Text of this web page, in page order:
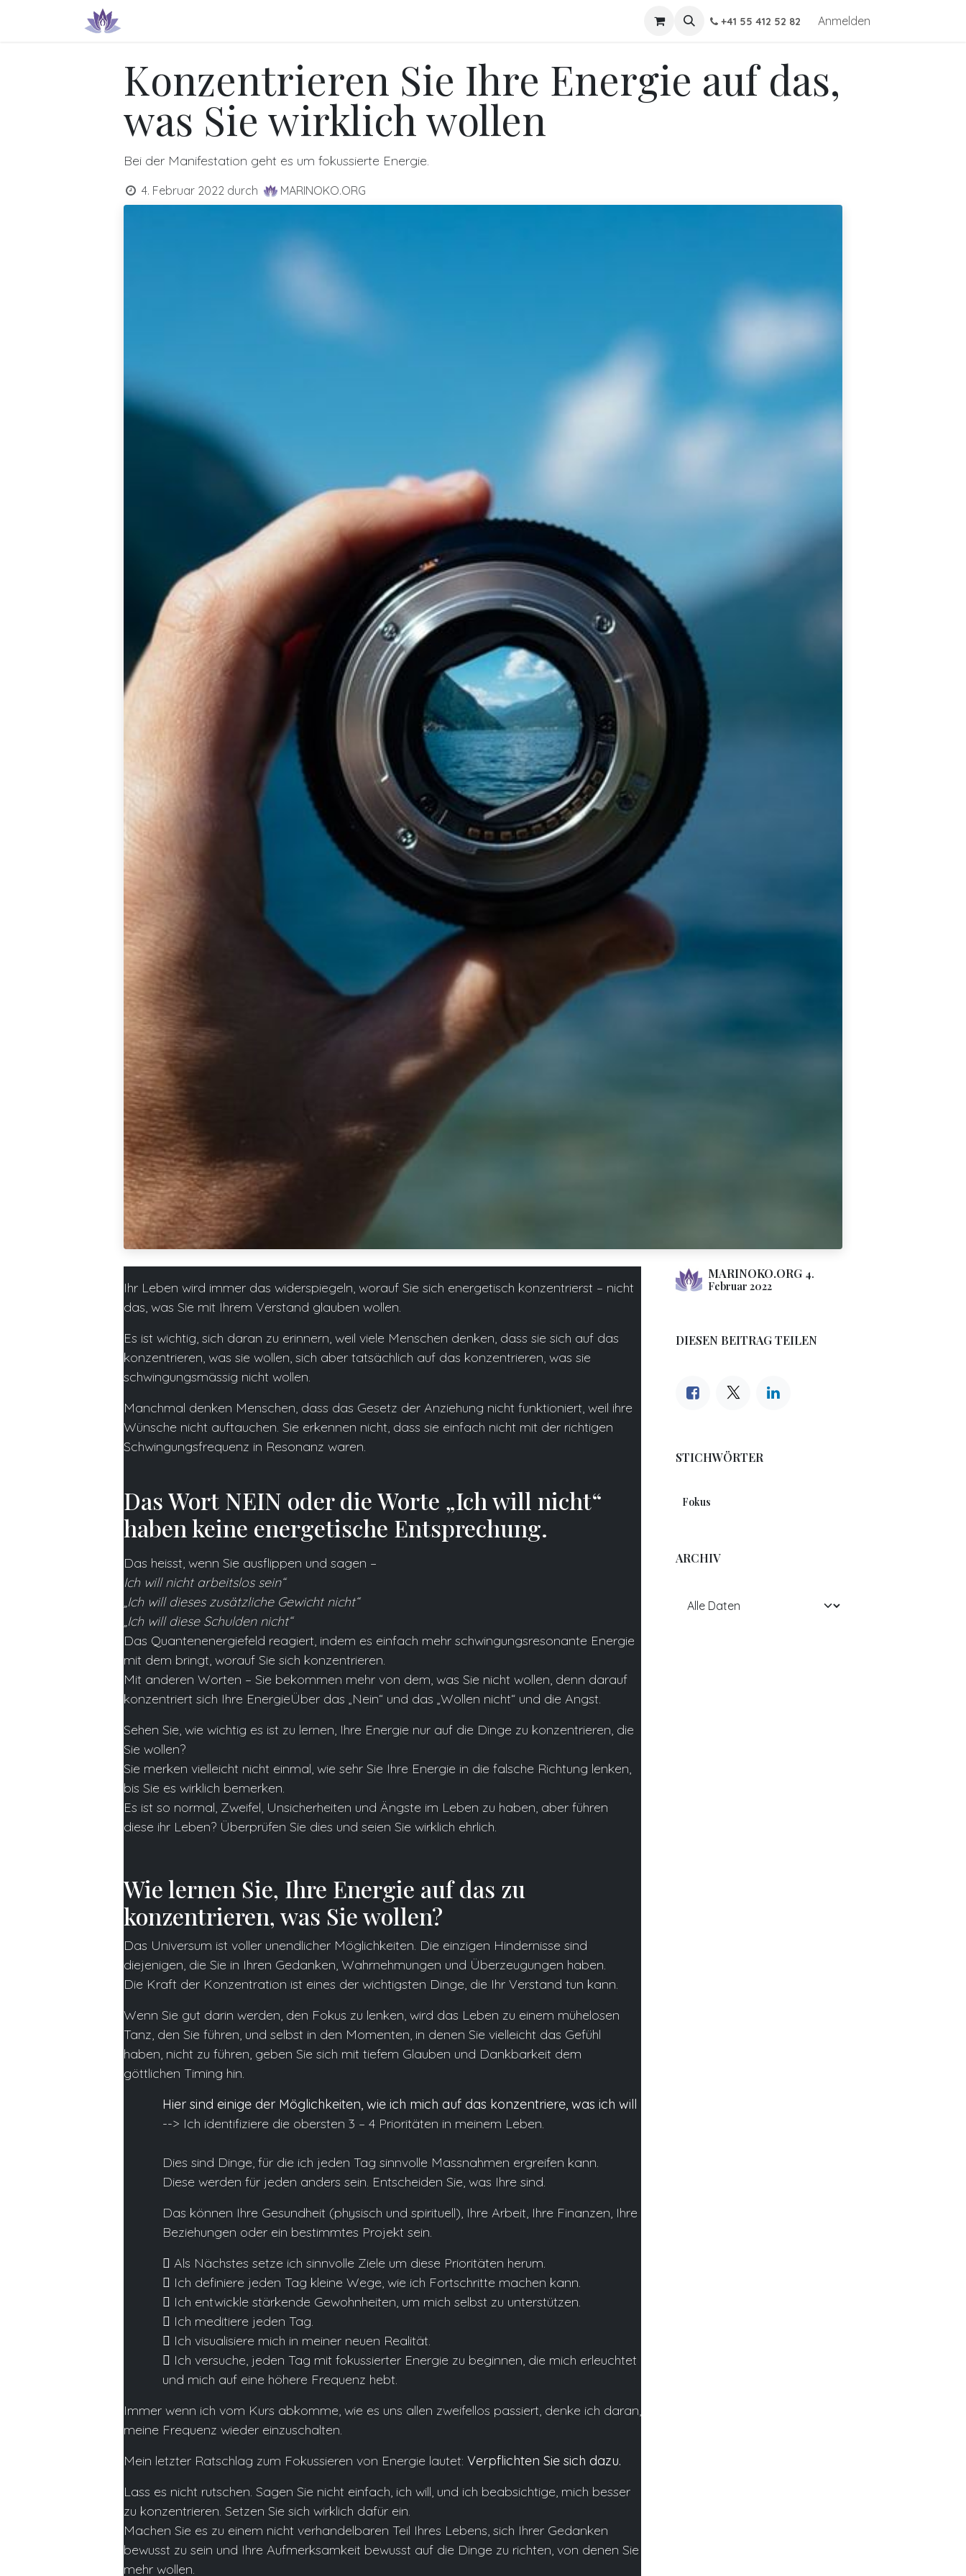
Zum Inhalt springen
+41 55 412 52 82 Anmelden
Konzentrieren Sie Ihre Energie auf das,
was Sie wirklich wollen
Bei der Manifestation geht es um fokussierte Energie.
4. Februar 2022 durch MARINOKO.ORG
Ihr Leben wird immer das widerspiegeln, worauf Sie sich energetisch konzentrierst – nicht
das, was Sie mit Ihrem Verstand glauben wollen.
Es ist wichtig, sich daran zu erinnern, weil viele Menschen denken, dass sie sich auf das
konzentrieren, was sie wollen, sich aber tatsächlich auf das konzentrieren, was sie
schwingungsmässig nicht wollen.
Manchmal denken Menschen, dass das Gesetz der Anziehung nicht funktioniert, weil ihre
Wünsche nicht auftauchen. Sie erkennen nicht, dass sie einfach nicht mit der richtigen
Schwingungsfrequenz in Resonanz waren.
Das Wort NEIN oder die Worte „Ich will nicht“
haben keine energetische Entsprechung.
Das heisst, wenn Sie ausflippen und sagen –
Ich will nicht arbeitslos sein“
„Ich will dieses zusätzliche Gewicht nicht“
„Ich will diese Schulden nicht“
Das Quantenenergiefeld reagiert, indem es einfach mehr schwingungsresonante Energie
mit dem bringt, worauf Sie sich konzentrieren.
Mit anderen Worten – Sie bekommen mehr von dem, was Sie nicht wollen, denn darauf
konzentriert sich Ihre EnergieÜber das „Nein“ und das „Wollen nicht“ und die Angst.
Sehen Sie, wie wichtig es ist zu lernen, Ihre Energie nur auf die Dinge zu konzentrieren, die
Sie wollen?
Sie merken vielleicht nicht einmal, wie sehr Sie Ihre Energie in die falsche Richtung lenken,
bis Sie es wirklich bemerken.
Es ist so normal, Zweifel, Unsicherheiten und Ängste im Leben zu haben, aber führen
diese ihr Leben? Überprüfen Sie dies und seien Sie wirklich ehrlich.
Wie lernen Sie, Ihre Energie auf das zu
konzentrieren, was Sie wollen?
Das Universum ist voller unendlicher Möglichkeiten. Die einzigen Hindernisse sind
diejenigen, die Sie in Ihren Gedanken, Wahrnehmungen und Überzeugungen haben.
Die Kraft der Konzentration ist eines der wichtigsten Dinge, die Ihr Verstand tun kann.
Wenn Sie gut darin werden, den Fokus zu lenken, wird das Leben zu einem mühelosen
Tanz, den Sie führen, und selbst in den Momenten, in denen Sie vielleicht das Gefühl
haben, nicht zu führen, geben Sie sich mit tiefem Glauben und Dankbarkeit dem
göttlichen Timing hin.
Hier sind einige der Möglichkeiten, wie ich mich auf das konzentriere, was ich will
--> Ich identifiziere die obersten 3 – 4 Prioritäten in meinem Leben.
Dies sind Dinge, für die ich jeden Tag sinnvolle Massnahmen ergreifen kann.
Diese werden für jeden anders sein. Entscheiden Sie, was Ihre sind.
Das können Ihre Gesundheit (physisch und spirituell), Ihre Arbeit, Ihre Finanzen, Ihre
Beziehungen oder ein bestimmtes Projekt sein.
 Als Nächstes setze ich sinnvolle Ziele um diese Prioritäten herum.
 Ich definiere jeden Tag kleine Wege, wie ich Fortschritte machen kann.
 Ich entwickle stärkende Gewohnheiten, um mich selbst zu unterstützen.
 Ich meditiere jeden Tag.
 Ich visualisiere mich in meiner neuen Realität.
 Ich versuche, jeden Tag mit fokussierter Energie zu beginnen, die mich erleuchtet
und mich auf eine höhere Frequenz hebt.
Immer wenn ich vom Kurs abkomme, wie es uns allen zweifellos passiert, denke ich daran,
meine Frequenz wieder einzuschalten.
Mein letzter Ratschlag zum Fokussieren von Energie lautet: Verpflichten Sie sich dazu.
Lass es nicht rutschen. Sagen Sie nicht einfach, ich will, und ich beabsichtige, mich besser
zu konzentrieren. Setzen Sie sich wirklich dafür ein.
Machen Sie es zu einem nicht verhandelbaren Teil Ihres Lebens, sich Ihrer Gedanken
bewusst zu sein und Ihre Aufmerksamkeit bewusst auf die Dinge zu richten, von denen Sie
mehr wollen.
MARINOKO.ORG 4.
Februar 2022
DIESEN BEITRAG TEILEN
STICHWÖRTER
Fokus
ARCHIV